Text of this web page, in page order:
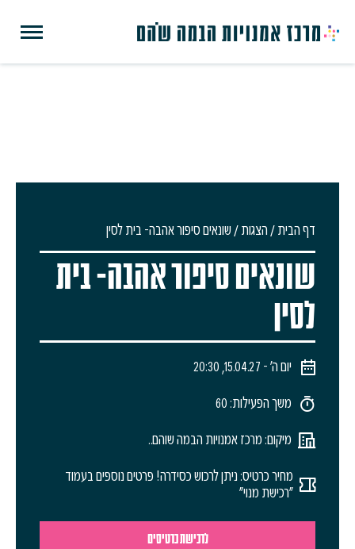
דף הבית/הצגות/שונאים סיפור אהבה- בית לסין
שונאים סיפור אהבה- בית
לסין
יום ה׳ - 15.04.27, 20:30
משך הפעילות: 60
מיקום: מרכז אמנויות הבמה שוהם..
מחיר כרטיס: ניתן לרכוש כסידרה! פרטים נוספים בעמוד
"רכישת מנוי"
לרכישת כרטיסים